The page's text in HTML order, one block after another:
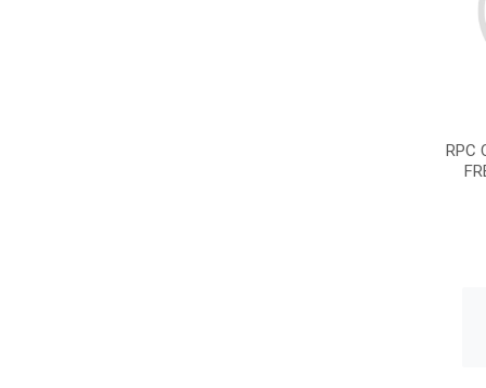
RPC